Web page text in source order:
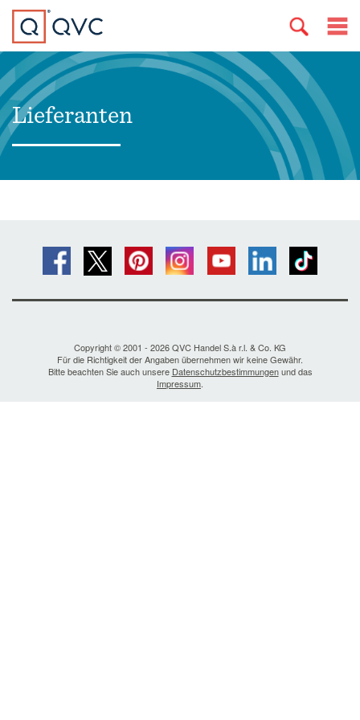
Lieferanten
Copyright © 2001 - 2026 QVC Handel S.à r.l. & Co. KG
Für die Richtigkeit der Angaben übernehmen wir keine Gewähr.
Bitte beachten Sie auch unsere Datenschutzbestimmungenund das
Impressum.